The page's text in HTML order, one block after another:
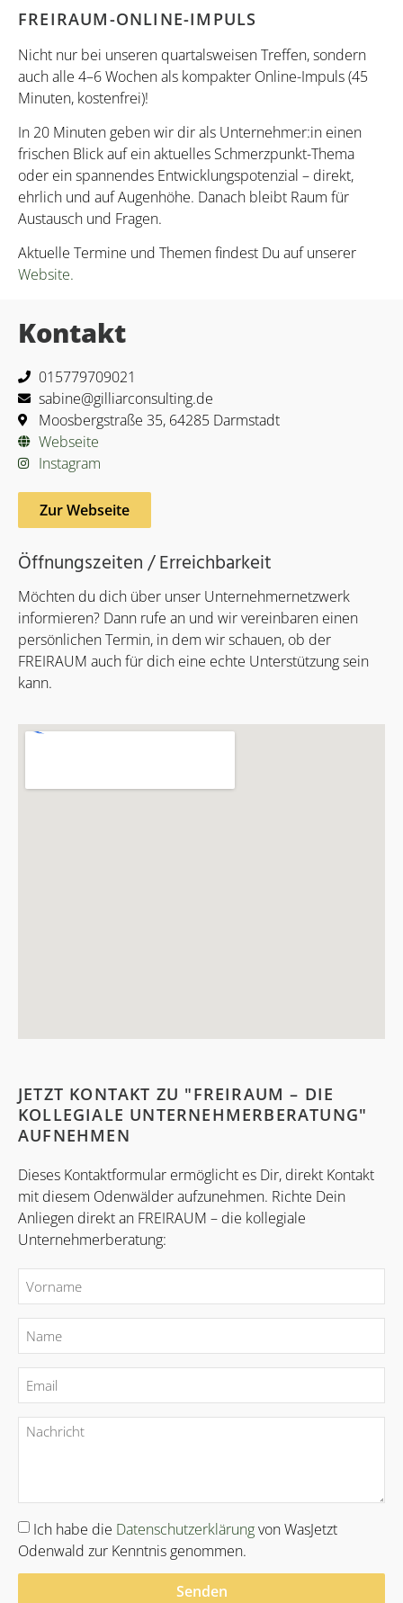
FREIRAUM-ONLINE-IMPULS
Nicht nur bei unseren quartalsweisen Treffen, sondern
auch alle 4–6 Wochen als kompakter Online-Impuls (45
Minuten, kostenfrei)!
In 20 Minuten geben wir dir als Unternehmer:in einen
frischen Blick auf ein aktuelles Schmerzpunkt-Thema
oder ein spannendes Entwicklungspotenzial – direkt,
ehrlich und auf Augenhöhe. Danach bleibt Raum für
Austausch und Fragen.
Aktuelle Termine und Themen findest Du auf unserer
Website.
Kontakt
015779709021
sabine@gilliarconsulting.de
Moosbergstraße 35, 64285 Darmstadt
Webseite
Instagram
Zur Webseite
Öffnungszeiten / Erreichbarkeit
Möchten du dich über unser Unternehmernetzwerk
informieren? Dann rufe an und wir vereinbaren einen
persönlichen Termin, in dem wir schauen, ob der
FREIRAUM auch für dich eine echte Unterstützung sein
kann.
JETZT KONTAKT ZU "FREIRAUM – DIE
KOLLEGIALE UNTERNEHMERBERATUNG"
AUFNEHMEN
Dieses Kontaktformular ermöglicht es Dir, direkt Kontakt
mit diesem Odenwälder aufzunehmen. Richte Dein
Anliegen direkt an FREIRAUM – die kollegiale
Unternehmerberatung:
Ich habe die Datenschutzerklärungvon WasJetzt
Odenwald zur Kenntnis genommen.
Senden